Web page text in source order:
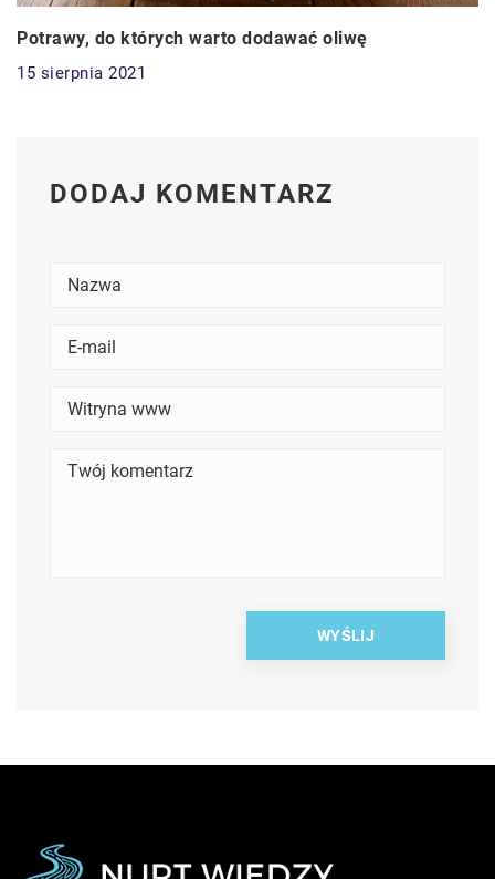
Potrawy, do których warto dodawać oliwę
15 sierpnia 2021
DODAJ KOMENTARZ